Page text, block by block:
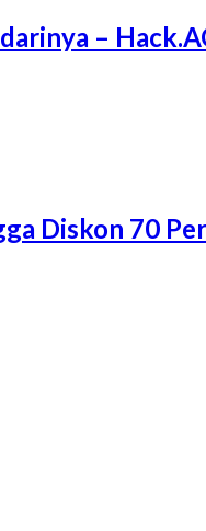
–
Diskon 70